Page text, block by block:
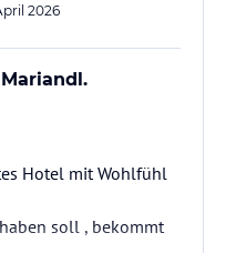
2026
Hotel mit Wohlfühl
soll , bekommt